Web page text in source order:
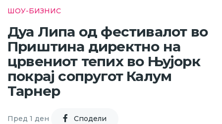
ШОУ-БИЗНИС
Дуа Липа од фестивалот во
Приштина директно на
црвениот тепих во Њујорк
покрај сопругот Калум
Тарнер
Пред 1 ден Cподели